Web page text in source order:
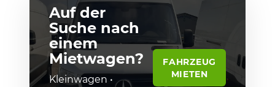
Auf der
Suche nach
einem
Mietwagen?
Kleinwagen •
FAHRZEUG
MIETEN